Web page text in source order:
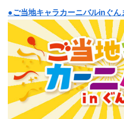
●ご当地キャラカーニバルinぐん